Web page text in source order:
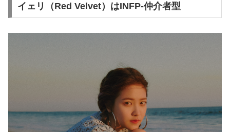
イェリ（Red Velvet）はINFP-仲介者型